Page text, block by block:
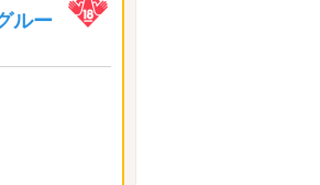
ルー